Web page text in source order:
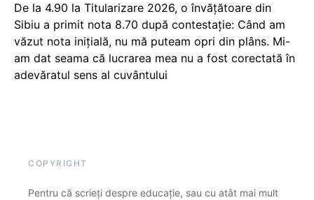
De la 4.90 la Titularizare 2026, o învățătoare din
Sibiu a primit nota 8.70 după contestație: Când am
văzut nota inițială, nu mă puteam opri din plâns. Mi-
am dat seama că lucrarea mea nu a fost corectată în
adevăratul sens al cuvântului
COPYRIGHT
Pentru că scrieți despre educație, sau cu atât mai mult